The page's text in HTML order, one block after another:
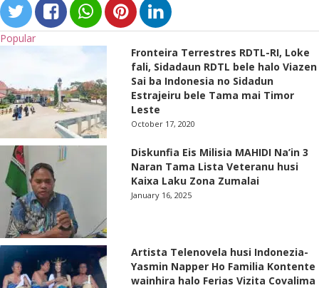
Popular
Fronteira Terrestres RDTL-RI, Loke
fali, Sidadaun RDTL bele halo Viazen
Sai ba Indonesia no Sidadun
Estrajeiru bele Tama mai Timor
Leste
October 17, 2020
Diskunfia Eis Milisia MAHIDI Na’in 3
Naran Tama Lista Veteranu husi
Kaixa Laku Zona Zumalai
January 16, 2025
Artista Telenovela husi Indonezia-
Yasmin Napper Ho Familia Kontente
wainhira halo Ferias Vizita Covalima